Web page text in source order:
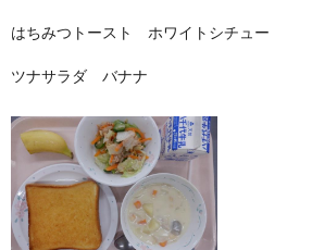
はちみつトースト ホワイトシチュー
ツナサラダ バナナ